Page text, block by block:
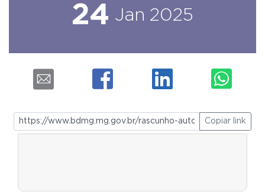
24 Jan 2025
Copiar link